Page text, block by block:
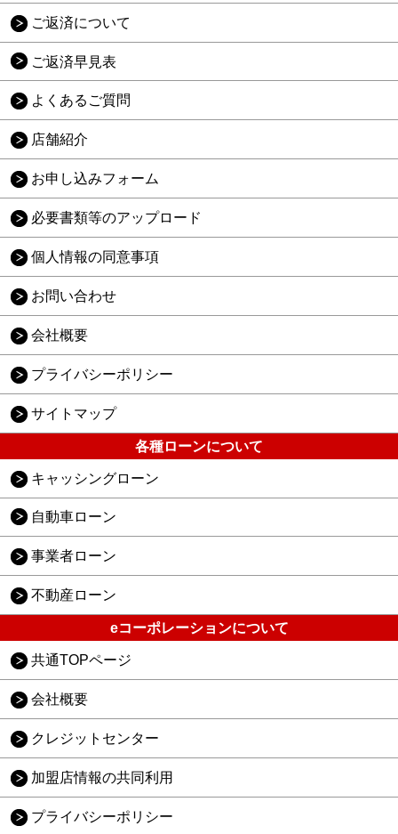
ご返済について
ご返済早見表
よくあるご質問
店舗紹介
お申し込みフォーム
必要書類等のアップロード
個人情報の同意事項
お問い合わせ
会社概要
プライバシーポリシー
サイトマップ
各種ローンについて
キャッシングローン
自動車ローン
事業者ローン
不動産ローン
eコーポレーションについて
共通TOPページ
会社概要
クレジットセンター
加盟店情報の共同利用
プライバシーポリシー